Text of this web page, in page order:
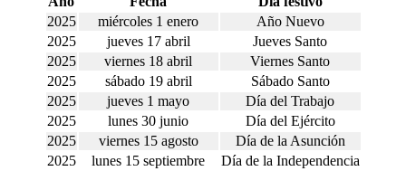
2025
miércoles 1 enero
Año Nuevo
2025
jueves 17 abril
Jueves Santo
2025
viernes 18 abril
Viernes Santo
2025
sábado 19 abril
Sábado Santo
2025
jueves 1 mayo
Día del Trabajo
2025
lunes 30 junio
Día del Ejército
2025
viernes 15 agosto
Día de la Asunción
2025
lunes 15 septiembre
Día de la Independencia